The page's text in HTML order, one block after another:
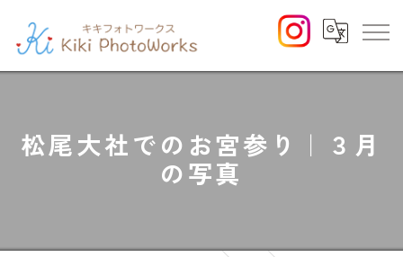
松尾大社でのお宮参り｜３月
の写真